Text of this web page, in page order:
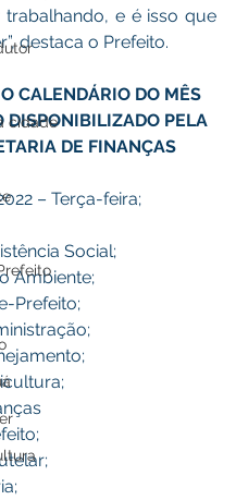
cidade
trabalhando, e é isso que
destaca o Prefeito.
CALENDÁRIO DO MÊS
DISPONIBILIZADO PELA
DE FINANÇAS
– Terça-feira;
Social;
Ambiente;
Prefeito;